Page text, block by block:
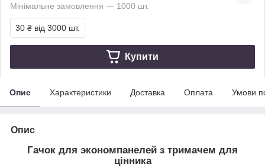
Мінімальне замовлення — 1000 шт.
30 ₴ від 3000 шт.
Купити
Опис Характеристики Доставка Оплата Умови
Опис
Гачок для экономпанелей з тримачем для
цінника